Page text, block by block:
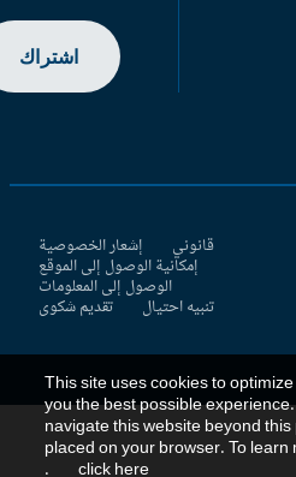
اشتراك
قانوني إشعار الخصوصية
إمكانية الوصول إلى الموقع
الوصول إلى المعلومات
تنبيه احتيال تقديم شكوى
This site uses cookies to
you the best possible
navigate this website beyond
placed on your browser. To
click here